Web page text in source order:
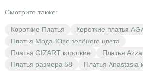
предложения сделают шопинг ещё
BrestOpt!
Смотрите также:
Короткие Платья
Короткие платья
Платья Мода-Юрс зелёного цвета
Платья GIZART короткие
Платья
Платья размера 58
Платья Anastasia